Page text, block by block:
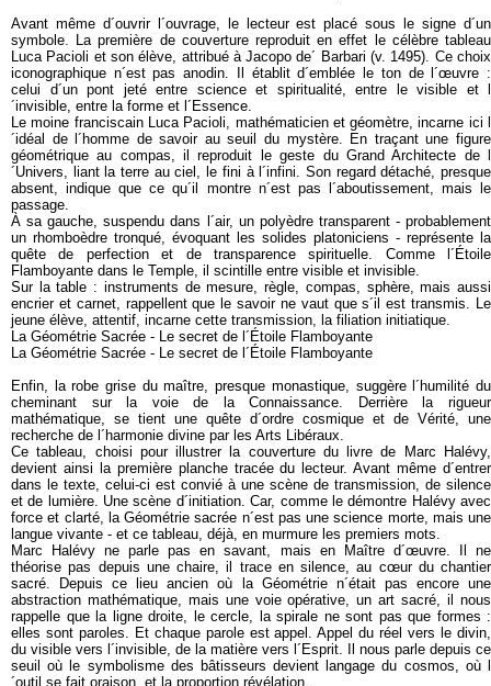
Avant même d´ouvrir l´ouvrage, le lecteur est placé sous le signe d´un
symbole. La première de couverture reproduit en effet le célèbre tableau
Luca Pacioli et son élève, attribué à Jacopo de´ Barbari (v. 1495). Ce choix
iconographique n´est pas anodin. Il établit d´emblée le ton de l´œuvre :
celui d´un pont jeté entre science et spiritualité, entre le visible et l
´invisible, entre la forme et l´Essence.
Le moine franciscain Luca Pacioli, mathématicien et géomètre, incarne ici l
´idéal de l´homme de savoir au seuil du mystère. En traçant une figure
géométrique au compas, il reproduit le geste du Grand Architecte de l
´Univers, liant la terre au ciel, le fini à l´infini. Son regard détaché, presque
absent, indique que ce qu´il montre n´est pas l´aboutissement, mais le
passage.
À sa gauche, suspendu dans l´air, un polyèdre transparent - probablement
un rhomboèdre tronqué, évoquant les solides platoniciens - représente la
quête de perfection et de transparence spirituelle. Comme l´Étoile
Flamboyante dans le Temple, il scintille entre visible et invisible.
Sur la table : instruments de mesure, règle, compas, sphère, mais aussi
encrier et carnet, rappellent que le savoir ne vaut que s´il est transmis. Le
jeune élève, attentif, incarne cette transmission, la filiation initiatique.
La Géométrie Sacrée - Le secret de l´Étoile Flamboyante
La Géométrie Sacrée - Le secret de l´Étoile Flamboyante
Enfin, la robe grise du maître, presque monastique, suggère l´humilité du
cheminant sur la voie de la Connaissance. Derrière la rigueur
mathématique, se tient une quête d´ordre cosmique et de Vérité, une
recherche de l´harmonie divine par les Arts Libéraux.
Ce tableau, choisi pour illustrer la couverture du livre de Marc Halévy,
devient ainsi la première planche tracée du lecteur. Avant même d´entrer
dans le texte, celui-ci est convié à une scène de transmission, de silence
et de lumière. Une scène d´initiation. Car, comme le démontre Halévy avec
force et clarté, la Géométrie sacrée n´est pas une science morte, mais une
langue vivante - et ce tableau, déjà, en murmure les premiers mots.
Marc Halévy ne parle pas en savant, mais en Maître d´œuvre. Il ne
théorise pas depuis une chaire, il trace en silence, au cœur du chantier
sacré. Depuis ce lieu ancien où la Géométrie n´était pas encore une
abstraction mathématique, mais une voie opérative, un art sacré, il nous
rappelle que la ligne droite, le cercle, la spirale ne sont pas que formes :
elles sont paroles. Et chaque parole est appel. Appel du réel vers le divin,
du visible vers l´invisible, de la matière vers l´Esprit. Il nous parle depuis ce
seuil où le symbolisme des bâtisseurs devient langage du cosmos, où l
´outil se fait oraison, et la proportion révélation.